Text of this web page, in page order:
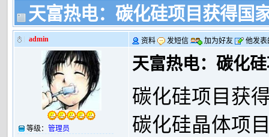
天富热电：碳化硅项目获得国
admin 资料 发短信 加为好友 他发表
等级： 管理员
天富热电：碳化
碳化硅项目获
碳化硅晶体项